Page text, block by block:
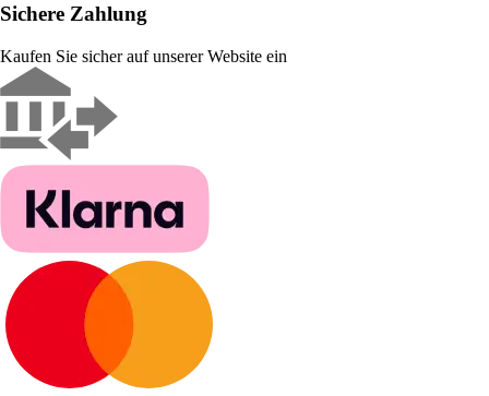
Sichere Zahlung
Kaufen Sie sicher auf unserer Website ein